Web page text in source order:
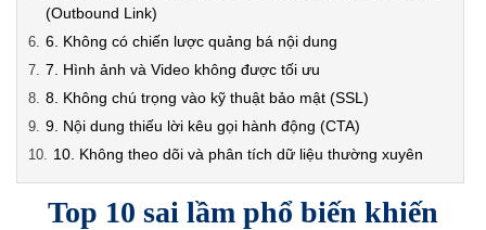
(Outbound Link)
6. Không có chiến lược quảng bá nội dung
7. Hình ảnh và Video không được tối ưu
8. Không chú trọng vào kỹ thuật bảo mật (SSL)
9. Nội dung thiếu lời kêu gọi hành động (CTA)
10. Không theo dõi và phân tích dữ liệu thường xuyên
Top 10 sai lầm phổ biến khiến